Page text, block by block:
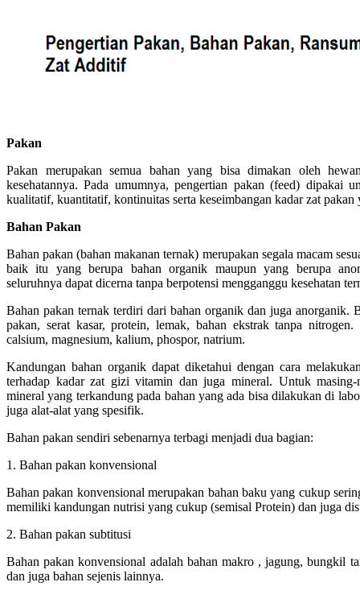
Pakan
Pakan merupakan semua bahan yang bisa dimakan oleh
kesehatannya. Pada umumnya, pengertian pakan (feed) dipakai
kualitatif, kuantitatif, kontinuitas serta keseimbangan kadar zat
Bahan Pakan
Bahan pakan (bahan makanan ternak) merupakan segala macam
baik itu yang berupa bahan organik maupun yang berupa
seluruhnya dapat dicerna tanpa berpotensi mengganggu kesehatan
Bahan pakan ternak terdiri dari bahan organik dan juga anorganik.
pakan, serat kasar, protein, lemak, bahan ekstrak tanpa nitrogen.
calsium, magnesium, kalium, phospor, natrium.
Kandungan bahan organik dapat diketahui dengan cara
terhadap kadar zat gizi vitamin dan juga mineral. Untuk
mineral yang terkandung pada bahan yang ada bisa dilakukan di
juga alat-alat yang spesifik.
Bahan pakan sendiri sebenarnya terbagi menjadi dua bagian:
1. Bahan pakan konvensional
Bahan pakan konvensional merupakan bahan baku yang cukup
memiliki kandungan nutrisi yang cukup (semisal Protein) dan juga
2. Bahan pakan subtitusi
Bahan pakan konvensional adalah bahan makro , jagung, bungkil
dan juga bahan sejenis lainnya.